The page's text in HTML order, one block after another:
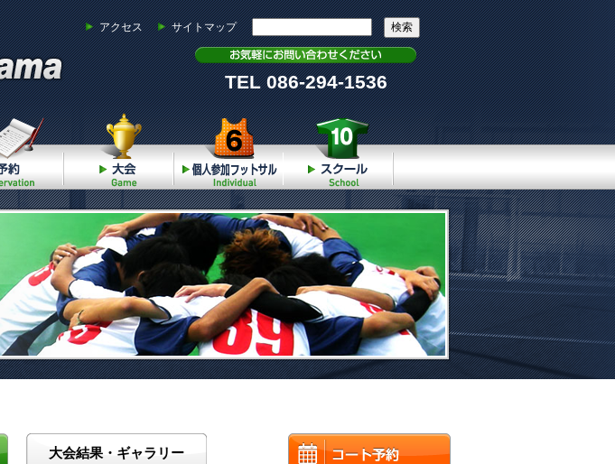
アクセス サイトマップ
TEL 086-294-1536
予約 大会 個人参加 スクール
大会結果・ギャラリー